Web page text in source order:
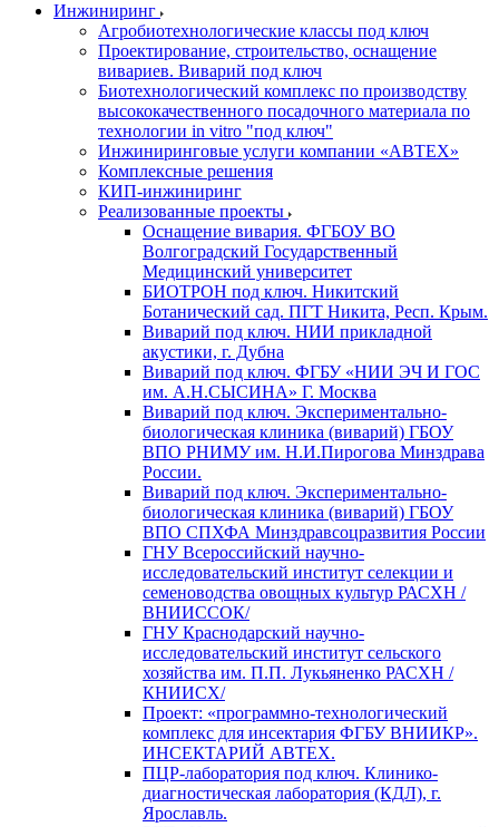
Инжиниринг
Агробиотехнологические классы под ключ
Проектирование, строительство, оснащение
вивариев. Виварий под ключ
Биотехнологический комплекс по производству
высококачественного посадочного материала по
технологии in vitro "под ключ"
Инжиниринговые услуги компании «АВТЕХ»
Комплексные решения
КИП-инжиниринг
Реализованные проекты
Оснащение вивария. ФГБОУ ВО
Волгоградский Государственный
Медицинский университет
БИОТРОН под ключ. Никитский
Ботанический сад. ПГТ Никита, Респ. Крым.
Виварий под ключ. НИИ прикладной
акустики, г. Дубна
Виварий под ключ. ФГБУ «НИИ ЭЧ И ГОС
им. А.Н.СЫСИНА» Г. Москва
Виварий под ключ. Экспериментально-
биологическая клиника (виварий) ГБОУ
ВПО РНИМУ им. Н.И.Пирогова Минздрава
России.
Виварий под ключ. Экспериментально-
биологическая клиника (виварий) ГБОУ
ВПО СПХФА Минздравсоцразвития России
ГНУ Всероссийский научно-
исследовательский институт селекции и
семеноводства овощных культур РАСХН /
ВНИИССОК/
ГНУ Краснодарский научно-
исследовательский институт сельского
хозяйства им. П.П. Лукьяненко РАСХН /
КНИИСХ/
Проект: «программно-технологический
комплекс для инсектария ФГБУ ВНИИКР».
ИНСЕКТАРИЙ АВТЕХ.
ПЦР-лаборатория под ключ. Клинико-
диагностическая лаборатория (КДЛ), г.
Ярославль.